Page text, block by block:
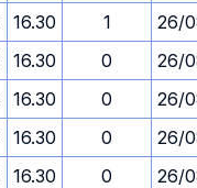
16.30 1
26/
16.30 0
26/
16.30 0
26/
16.30 0
26/
16.30 0
26/